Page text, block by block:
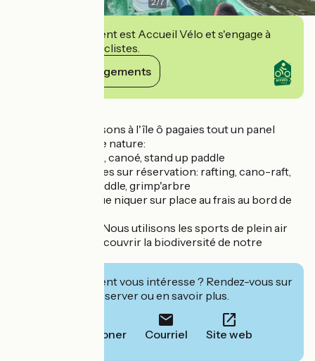
Cet établissement est Accueil Vélo et s'engage à
accueillir des cyclistes.
Voir ses engagements
Nous vous proposons à l'île ô pagaies tout un panel
d'activité de pleine nature:
Location de kayak, canoé, stand up paddle
Activités encadrées sur réservation: rafting, cano-raft,
kayak, stand up paddle, grimp'arbre
Possibilité de pique niquer sur place au frais au bord de
Notre spécialité? Nous utilisons les sports de plein air
pour vous faire découvrir la biodiversité de notre
Cet établissement vous intéresse ? Rendez-vous sur
leur site pour réserver ou en savoir plus.
Téléphoner Courriel Site web